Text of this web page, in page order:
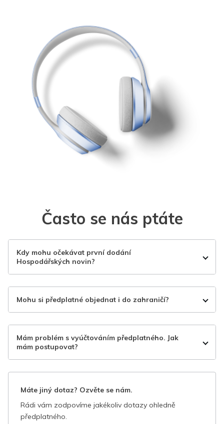
Často se nás ptáte
Kdy mohu očekávat první dodání
Hospodářských novin?
Mohu si předplatné objednat i do zahraničí?
Mám problém s vyúčtováním předplatného. Jak
mám postupovat?
Máte jiný dotaz? Ozvěte se nám.
Rádi vám zodpovíme jakékoliv dotazy ohledně
předplatného.